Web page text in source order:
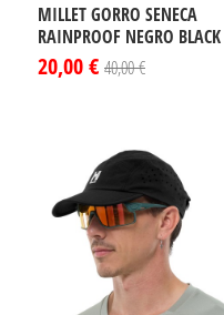
MILLET GORRO SENECA
RAINPROOF NEGRO BLACK
20,00 € 40,00 €